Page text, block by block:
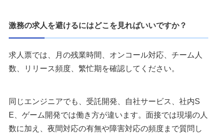
激務の求人を避けるにはどこを見ればいいですか？
求人票では、月の残業時間、オンコール対応、チーム人
数、リリース頻度、繁忙期を確認してください。
同じエンジニアでも、受託開発、自社サービス、社内S
E、ゲーム開発では働き方が違います。面接では現場の人
数に加え、夜間対応の有無や障害対応の頻度まで質問し